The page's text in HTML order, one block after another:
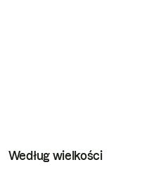
Według wielkości